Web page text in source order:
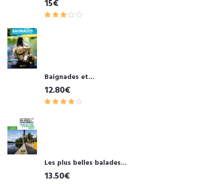
15€
Baignades et...
12.80€
Les plus belles balades...
13.50€